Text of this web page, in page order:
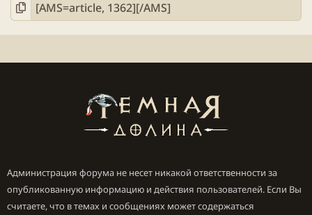
Администрация форума не несет никакой ответственности за
опубликованную информацию и действия пользователей. Если Вы
считаете, что в темах и сообщениях может содержаться